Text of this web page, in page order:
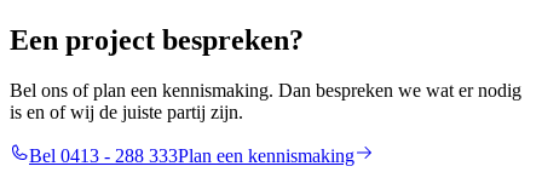
Een project bespreken?
Bel ons of plan een kennismaking. Dan bespreken we wat er nodig
is en of wij de juiste partij zijn.
Bel 0413 - 288 333Plan een kennismaking